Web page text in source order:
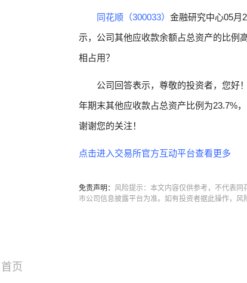
首页
同花顺（300033） 金融研究中心05月
示，公司其他应收款余额占总资产的比例
相占用？
公司回答表示，尊敬的投资者，您好
年期末其他应收款占总资产比例为23.7%
谢谢您的关注！
点击进入交易所官方互动平台查看更多
免责声明： 风险提示：本文内容仅供参考，不代表
市公司信息披露平台为准。如有投资者据此操作，风